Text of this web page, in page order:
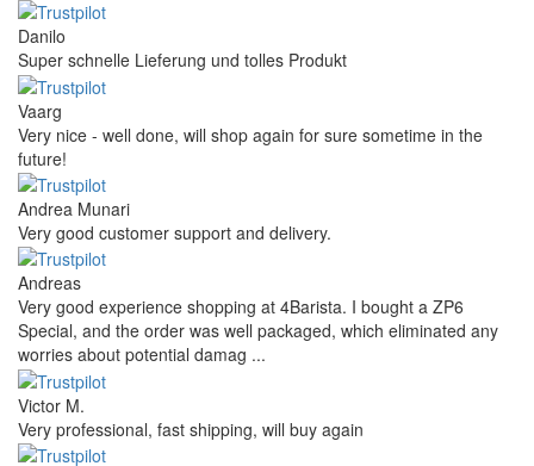
Danilo
Super schnelle Lieferung und tolles Produkt
Vaarg
Very nice - well done, will shop again for sure sometime in the
future!
Andrea Munari
Very good customer support and delivery.
Andreas
Very good experience shopping at 4Barista. I bought a ZP6
Special, and the order was well packaged, which eliminated any
worries about potential damag ...
Victor M.
Very professional, fast shipping, will buy again